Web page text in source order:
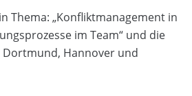
Thema: „Konfliktmanagement in
im Team“ und die
Dortmund, Hannover und